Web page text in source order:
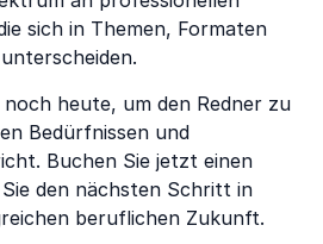
sich in Themen, Formaten
noch heute, um den Redner zu
Bedürfnissen und
Buchen Sie jetzt einen
den nächsten Schritt in
beruflichen Zukunft.